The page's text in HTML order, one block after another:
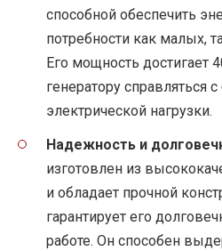
способной обеспечить
потребности как малых,
Его мощность достигает
генератору
электрической нагрузки.
Надежность и
изготовлен из
и обладает прочной
гарантирует его
работе. Он способен